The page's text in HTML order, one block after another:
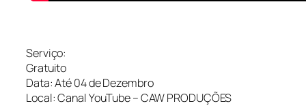
Serviço:
Gratuito
Data: Até 04 de Dezembro
Local: Canal YouTube – CAW PRODUÇÕES